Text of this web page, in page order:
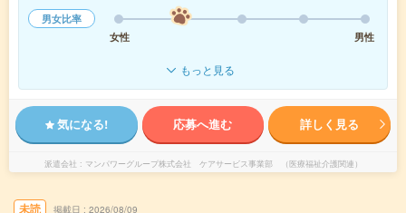
男女比率
女性
男性
もっと見る
気になる! 応募へ進む 詳しく見る
派遣会社 マンパワーグループ株式会社 ケアサービス事業部 （医療福祉介護関連）
未読 掲載日 2026/08/09